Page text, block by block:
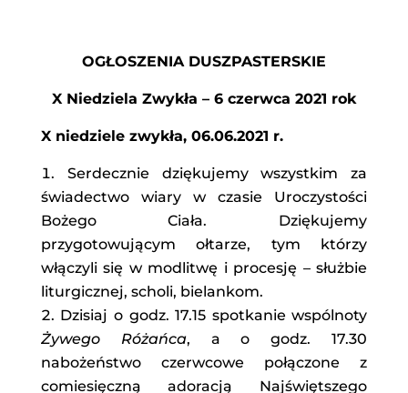
OGŁOSZENIA DUSZPASTERSKIE
X Niedziela Zwykła – 6 czerwca 2021 rok
X niedziele zwykła, 06.06.2021 r.
Serdecznie dziękujemy wszystkim za
świadectwo wiary w czasie Uroczystości
Bożego Ciała. Dziękujemy
przygotowującym ołtarze, tym którzy
włączyli się w modlitwę i procesję – służbie
liturgicznej, scholi, bielankom.
Dzisiaj o godz. 17.15 spotkanie wspólnoty
Żywego Różańca, a o godz. 17.30
nabożeństwo czerwcowe połączone z
comiesięczną adoracją Najświętszego